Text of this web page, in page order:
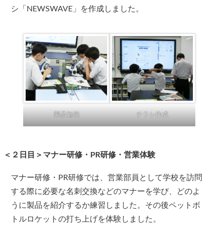
シ「NEWSWAVE」を作成しました。
製品勉強 チラシ作成
＜２日目＞マナー研修・PR研修・営業体験
マナー研修・PR研修では、営業部員として学校を訪問
する際に必要な名刺交換などのマナーを学び、どのよ
うに製品を紹介するか練習しました。その後ペットボ
トルロケットの打ち上げを体験しました。